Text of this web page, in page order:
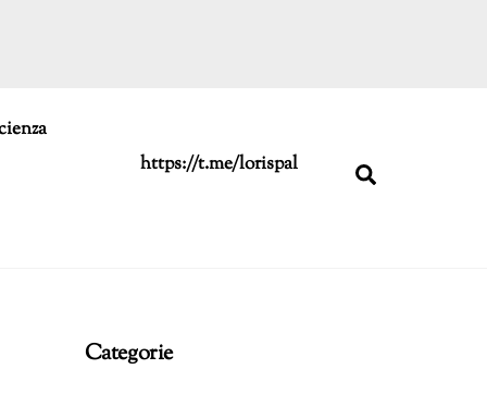
https://t.me/lorispal
Categorie